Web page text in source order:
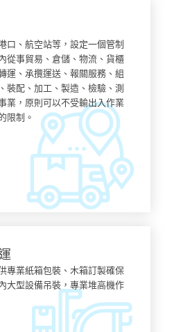
口、航空站等，設定一個管制
從事貿易、倉儲、物流、貨櫃
運、承攬運送、報關服務、組
裝配、加工、製造、檢驗、測
業，原則可以不受輸出入作業
限制。
專業紙箱包裝、木箱訂製確保
大型設備吊裝，專業堆高機作